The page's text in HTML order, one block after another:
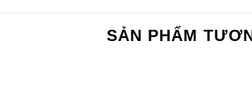
SẢN PHẨM